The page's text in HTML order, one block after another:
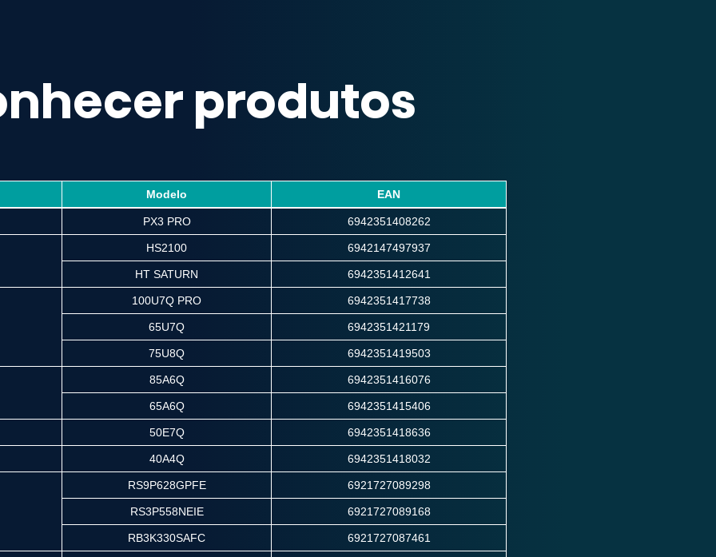
produtos
EAN
Modelo EAN
PX3 PRO 6942351408262
HS2100 6942147497937
HT SATURN 6942351412641
100U7Q PRO 6942351417738
65U7Q 6942351421179
75U8Q 6942351419503
85A6Q 6942351416076
65A6Q 6942351415406
50E7Q 6942351418636
40A4Q 6942351418032
RS9P628GPFE 6921727089298
RS3P558NEIE 6921727089168
RB3K330SAFC 6921727087461